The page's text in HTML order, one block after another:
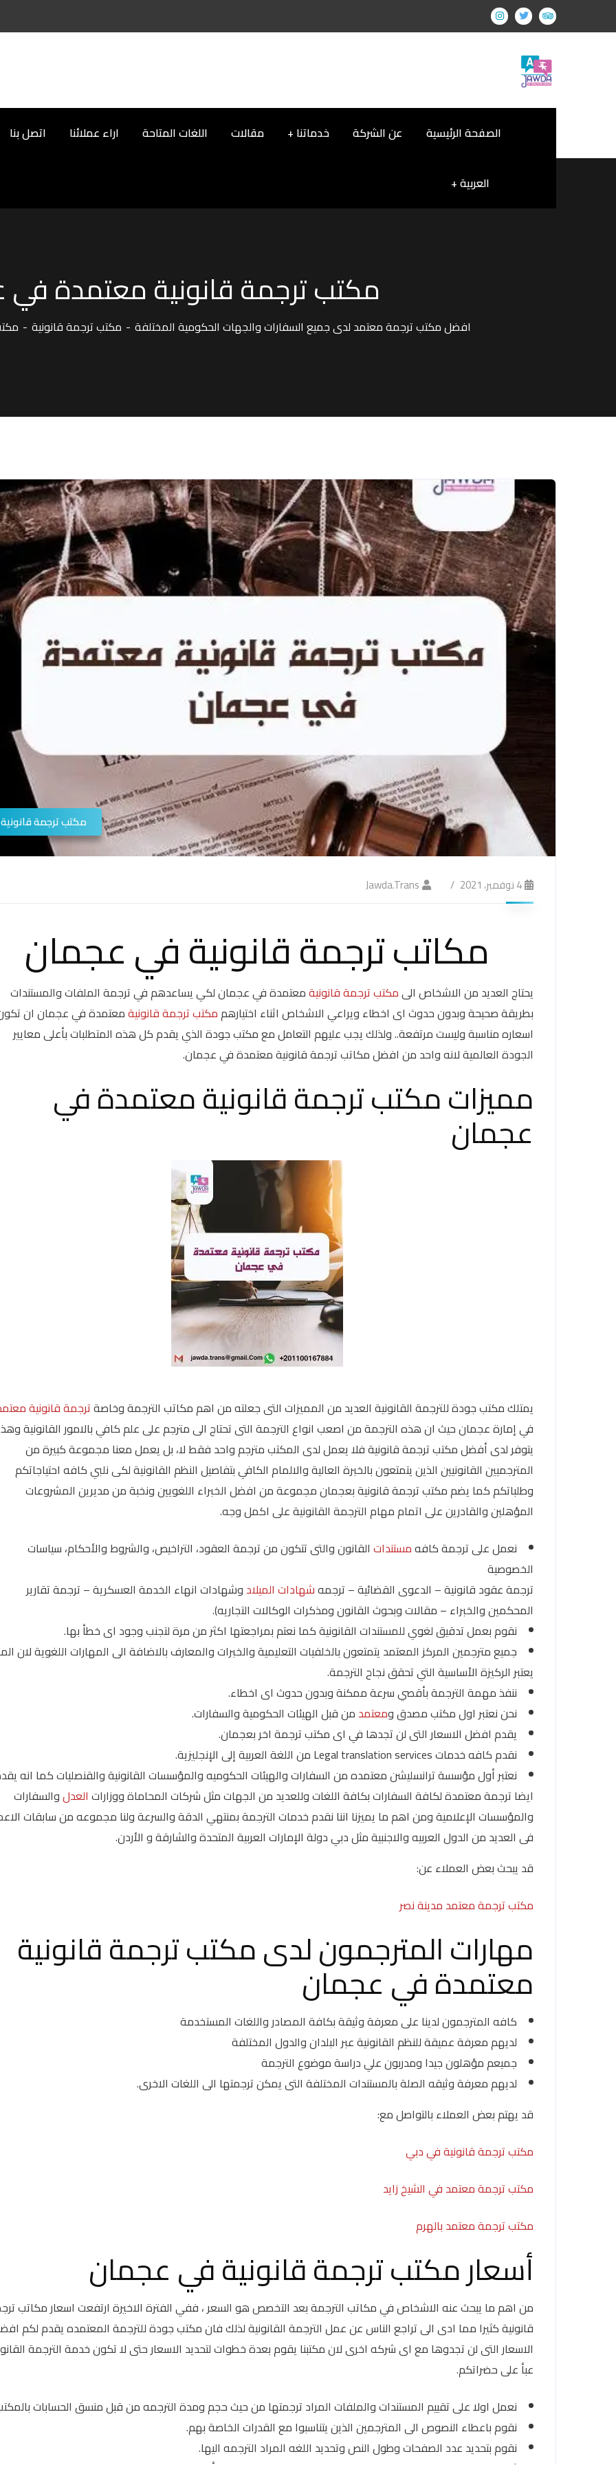
الصفحة الرئيسية عن الشركة خدماتنا مقالات اللغات المتاحة اراء عملائنا اتصل بنا
العربية
مكتب ترجمة قانونية معتمدة
افضل مكتب ترجمة معتمد لدى جميع السفارات والجهات الحكومية المختلفة مكتب ترجمة قانونية
مكتب ترجمة قانونية
4 نوفمبر، 2021 Jawda.trans
مكاتب ترجمة قانونية في عجمان
يحتاج العديد من الاشخاص الىمكتب ترجمة قانونيةمعتمدة في عجمان لكي يساعدهم في ترجمة الملفات والمستندات
بطريقة صحيحة وبدون حدوث اى اخطاء ويراعي الاشخاص اثناء اختيارهممكتب ترجمة قانونيةمعتمدة في عجمان ان
اسعاره مناسبة وليست مرتفعة.. ولذلك يجب عليهم التعامل مع مكتب جودة الذي يقدم كل هذه المتطلبات بأعلى معايير
الجودة العالمية لانه واحد من افضل مكاتب ترجمة قانونية معتمدة في عجمان.
مميزات مكتب ترجمة قانونية معتمدة في
عجمان
يمتلك مكتب جودة للترجمة القانونية العديد من المميزات التى جعلته من اهم مكاتب الترجمة وخاصةترجمة قانونية
في إمارة عجمان حيث ان هذه الترجمة من اصعب انواع الترجمة التى تحتاج الى مترجم على علم كافي بالامور القانونية
يتوفر لدى أفضل مكتب ترجمة قانونية فلا يعمل لدى المكتب مترجم واحد فقط لا، بل يعمل معنا مجموعة كبيرة من
المترجميين القانونيين الذين يتمتعون بالخبرة العالية والالمام الكافي بتفاصيل النظم القانونية لكى نلبي كافه احتياجاتكم
وطلباتكم كما يضم مكتب ترجمة قانونية بعجمان مجموعة من افضل الخبراء اللغويين ونخبة من مديرين المشروعات
المؤهلين والقادرين على اتمام مهام الترجمة القانونية على اكمل وجه.
نعمل على ترجمة كافهمستندات القانون والتى تتكون من ترجمة العقود، التراخيص، والشروط والأحكام، سياسات
الخصوصية
ترجمة عقود قانونية – الدعوى القضائية – ترجمهشهادات الميلاد وشهادات انهاء الخدمة العسكرية – ترجمة تقارير
المحكمين والخبراء – مقالات وبحوث القانون ومذكرات الوكالات التجاريه).
نقوم بعمل تدقيق لغوي للمستندات القانونية كما نعتم بمراجعتها اكثر من مرة لتجنب وجود اى خطأ بها.
جميع مترجمين المركز المعتمد يتمتعون بالخلفيات التعليمية والخبرات والمعارف بالاضافة الى المهارات اللغوية لان
يعتبر الركيزة الأساسية التي تحقق نجاح الترجمة.
ننفذ مهمة الترجمة بأقصي سرعة ممكنة وبدون حدوث اى اخطاء.
نحن نعتبر اول مكتب مصدق ومعتمد من قبل الهيئات الحكومية والسفارات.
يقدم افضل الاسعار التى لن تجدها في اى مكتب ترجمة اخر بعجمان.
نقدم كافه خدمات Legal translation services من اللغة العربية إلى الإنجليزية.
نعتبر أول مؤسسة ترانسليشن معتمده من السفارات والهيئات الحكوميه والمؤسسات القانونية والقنصليات كما انه
ايضا ترجمة معتمدة لكافة السفارات بكافة اللغات وللعديد من الجهات مثل شركات المحاماة ووزارات العدلوالسفارات
والمؤسسات الإعلامية ومن اهم ما يميزنا اننا نقدم خدمات الترجمة بمنتهي الدقة والسرعة ولنا مجموعه من سابقات
فى العديد من الدول العربيه والاجنبية مثل دبي دولة الإمارات العربية المتحدة والشارقة و الأردن.
قد يبحث بعض العملاء عن:
مكتب ترجمة معتمد مدينة نصر
مهارات المترجمون لدى مكتب ترجمة قانونية
معتمدة في عجمان
كافه المترجمون لدينا على معرفة وثيقة بكافة المصادر واللغات المستخدمة
لديهم معرفة عميقة للنظم القانونية عبر البلدان والدول المختلفة
جميعم مؤهلون جيدا ومدربون علي دراسة موضوع الترجمة
لديهم معرفة وثيقه الصلة بالمستندات المختلفة التى يمكن ترجمتها الى اللغات الاخرى.
قد يهتم بعض العملاء بالتواصل مع:
مكتب ترجمة قانونية في دبي
مكتب ترجمة معتمد في الشيخ زايد
مكتب ترجمة معتمد بالهرم
أسعار مكتب ترجمة قانونية في عجمان
من اهم ما يبحث عنه الاشخاص في مكاتب الترجمة بعد التخصص هو السعر ، ففي الفترة الاخيرة ارتفعت اسعار مكاتب
قانونية كثيرا مما ادى الى تراجع الناس عن عمل الترجمة القانونية لذلك فان مكتب جودة للترجمة المعتمده يقدم لكم
الاسعار التى لن تجدوها مع اى شركه اخرى لان مكتبنا يقوم بعدة خطوات لتحديد الاسعار حتى لا تكون خدمة الترجمة
عبأ على حضراتكم.
نعمل اولا على تقييم المستندات والملفات المراد ترجمتها من حيث حجم ومدة الترجمه من قبل منسق الحسابات
نقوم باعطاء النصوص الى المترجمين الذين يتناسبوا مع القدرات الخاصة بهم.
نقوم بتحديد عدد الصفحات وطول النص وتحديد اللغه المراد الترجمه اليها.